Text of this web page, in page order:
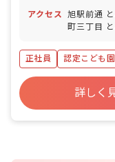
アクセス
旭駅前通
町三丁目
目 とさで
さでん伊野
正社員 認定こども園
詳しく